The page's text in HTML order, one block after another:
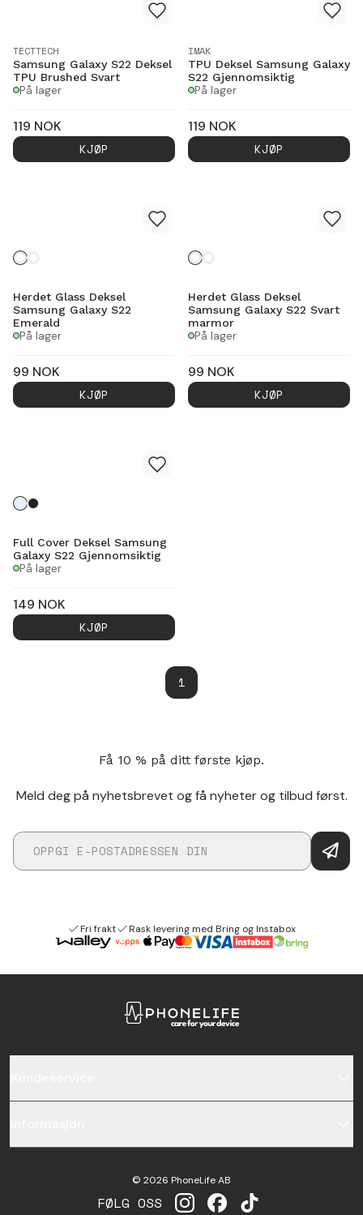
TECTTECH
Samsung Galaxy S22 Deksel
TPU Brushed Svart
På lager
119 NOK
KJØP
IMAK
TPU Deksel Samsung Galaxy
S22 Gjennomsiktig
På lager
119 NOK
KJØP
Herdet Glass Deksel
Samsung Galaxy S22
Emerald
På lager
99 NOK
KJØP
Herdet Glass Deksel
Samsung Galaxy S22 Svart
marmor
På lager
99 NOK
KJØP
Full Cover Deksel Samsung
Galaxy S22 Gjennomsiktig
På lager
149 NOK
KJØP
1
Få 10 % på ditt første kjøp.
Meld deg på nyhetsbrevet og få nyheter og tilbud først.
Fri frakt Rask levering med Bring og Instabox
FØLG OSS INSTAGRAM
FACEBOOKTIKTOK
© 2026 PhoneLife AB